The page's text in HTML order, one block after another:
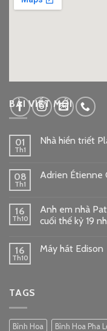
BÀI VIẾT MỚI
01
Th1
Nhà hiền triết
08
Th1
Adrien Étienne
16
Th10
Anh em nhà
cuối thế kỷ 19
16
Th10
Máy hát Edison
TAGS
Bình Hoa Bình Hoa Pha